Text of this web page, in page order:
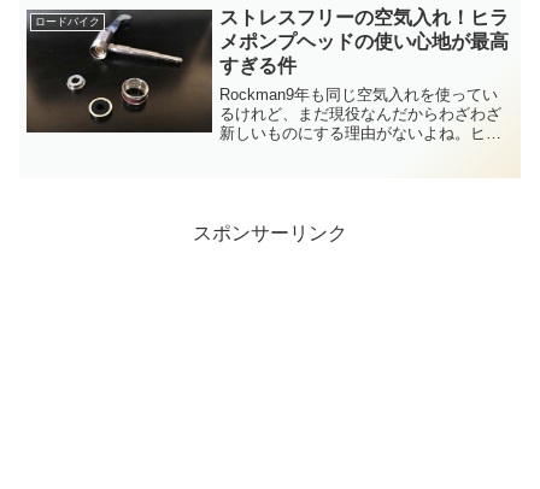
ロードバイク
ストレスフリーの空気入れ！ヒラ
メポンプヘッドの使い心地が最高
すぎる件
Rockman9年も同じ空気入れを使ってい
るけれど、まだ現役なんだからわざわざ
新しいものにする理由がないよね。ヒラ
スポンサーリンク